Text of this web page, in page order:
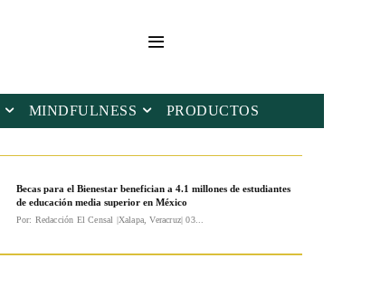
MINDFULNESS PRODUCTOS
Becas para el Bienestar benefician a 4.1 millones de estudiantes
de educación media superior en México
Por: Redacción El Censal |Xalapa, Veracruz| 03...